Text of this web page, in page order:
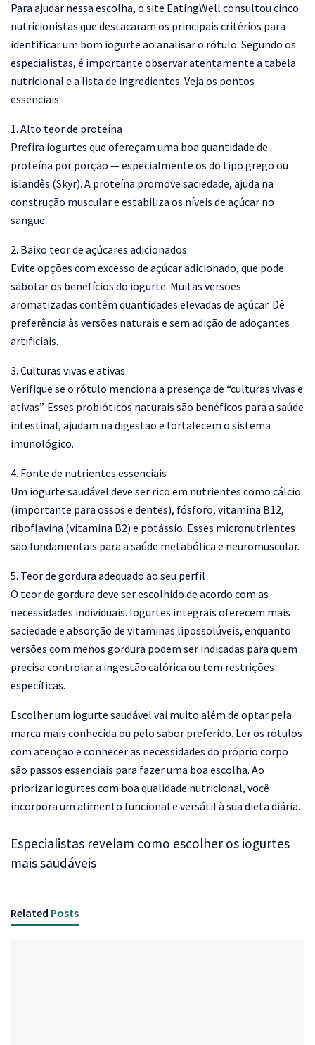
Para ajudar nessa escolha, o site EatingWell consultou cinco
nutricionistas que destacaram os principais critérios para
identificar um bom iogurte ao analisar o rótulo. Segundo os
especialistas, é importante observar atentamente a tabela
nutricional e a lista de ingredientes. Veja os pontos
essenciais:
1. Alto teor de proteína
Prefira iogurtes que ofereçam uma boa quantidade de
proteína por porção — especialmente os do tipo grego ou
islandês (Skyr). A proteína promove saciedade, ajuda na
construção muscular e estabiliza os níveis de açúcar no
sangue.
2. Baixo teor de açúcares adicionados
Evite opções com excesso de açúcar adicionado, que pode
sabotar os benefícios do iogurte. Muitas versões
aromatizadas contêm quantidades elevadas de açúcar. Dê
preferência às versões naturais e sem adição de adoçantes
artificiais.
3. Culturas vivas e ativas
Verifique se o rótulo menciona a presença de “culturas vivas e
ativas”. Esses probióticos naturais são benéficos para a saúde
intestinal, ajudam na digestão e fortalecem o sistema
imunológico.
4. Fonte de nutrientes essenciais
Um iogurte saudável deve ser rico em nutrientes como cálcio
(importante para ossos e dentes), fósforo, vitamina B12,
riboflavina (vitamina B2) e potássio. Esses micronutrientes
são fundamentais para a saúde metabólica e neuromuscular.
5. Teor de gordura adequado ao seu perfil
O teor de gordura deve ser escolhido de acordo com as
necessidades individuais. Iogurtes integrais oferecem mais
saciedade e absorção de vitaminas lipossolúveis, enquanto
versões com menos gordura podem ser indicadas para quem
precisa controlar a ingestão calórica ou tem restrições
específicas.
Escolher um iogurte saudável vai muito além de optar pela
marca mais conhecida ou pelo sabor preferido. Ler os rótulos
com atenção e conhecer as necessidades do próprio corpo
são passos essenciais para fazer uma boa escolha. Ao
priorizar iogurtes com boa qualidade nutricional, você
incorpora um alimento funcional e versátil à sua dieta diária.
Especialistas revelam como escolher os iogurtes
mais saudáveis
Related Posts